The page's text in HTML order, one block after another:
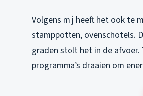
Volgens mij heeft het ook te
stamppotten, ovenschotels.
graden stolt het in de afvoer.
programma’s draaien om